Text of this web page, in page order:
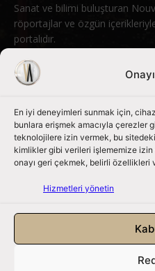
En iyi deneyimleri sunmak için,
bunlara erişmek amacıyla çerezler
teknolojilere izin vermek, bu
kimlikler gibi verileri işlememize
onayı geri çekmek, belirli
Hizmetleri yönetin
Sanat ve bilimi buluşturan
röportajlar ve özgün
portalıdır.
Bizimle iletişime geçin:
Bizi